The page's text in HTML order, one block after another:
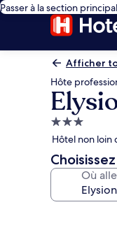
Passer à la section
Afficher
Hôte
Hébergement
3.0 étoiles
Hôtel non loin
Où